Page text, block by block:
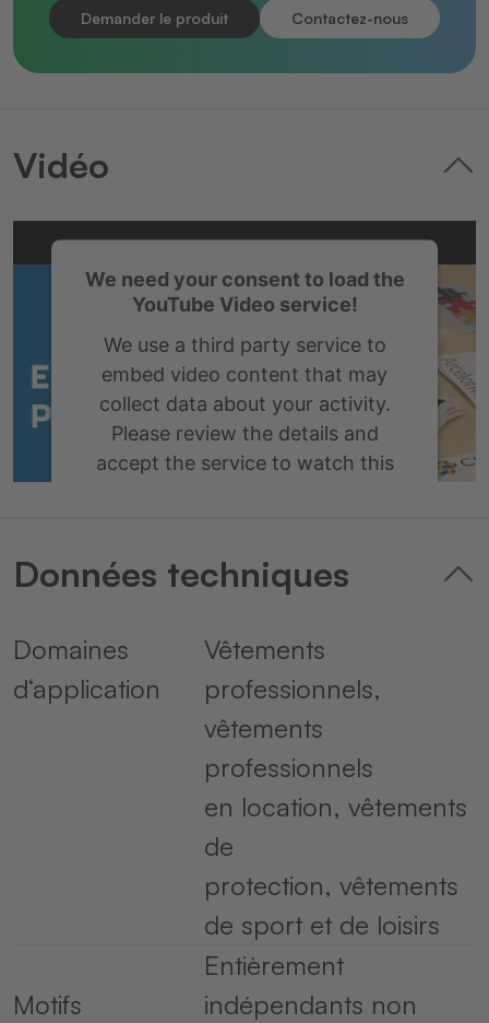
Demander le produit Contactez-nous
Vidéo
We need your consent to load the
YouTube Video service!
We use a third party service to
embed video content that may
collect data about your activity.
Please review the details and
accept the service to watch this
powered byUsercentrics Consent
Données techniques
Domaines
d‘application
Vêtements
professionnels,
vêtements
professionnels
en location, vêtements
de
protection, vêtements
de sport et de loisirs
Motifs
Entièrement
indépendants non